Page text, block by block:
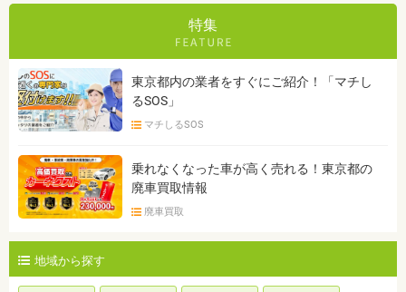
特集
東京都内の業者をすぐにご紹介！「マチし
るSOS」
マチしるSOS
乗れなくなった車が高く売れる！東京都の
廃車買取情報
廃車買取
地域から探す